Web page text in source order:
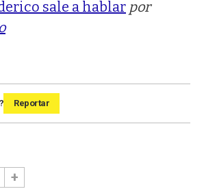
sale a hablar por
Reportar